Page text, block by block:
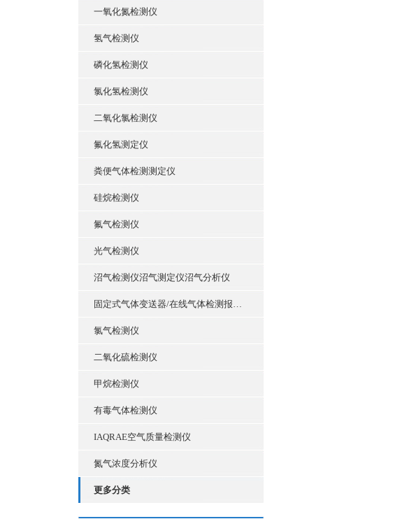
一氧化氮检测仪
氢气检测仪
磷化氢检测仪
氯化氢检测仪
二氧化氯检测仪
氟化氢测定仪
粪便气体检测测定仪
硅烷检测仪
氟气检测仪
光气检测仪
沼气检测仪沼气测定仪沼气分析仪
固定式气体变送器/在线气体检测报警仪
氯气检测仪
二氧化硫检测仪
甲烷检测仪
有毒气体检测仪
IAQRAE空气质量检测仪
氮气浓度分析仪
更多分类